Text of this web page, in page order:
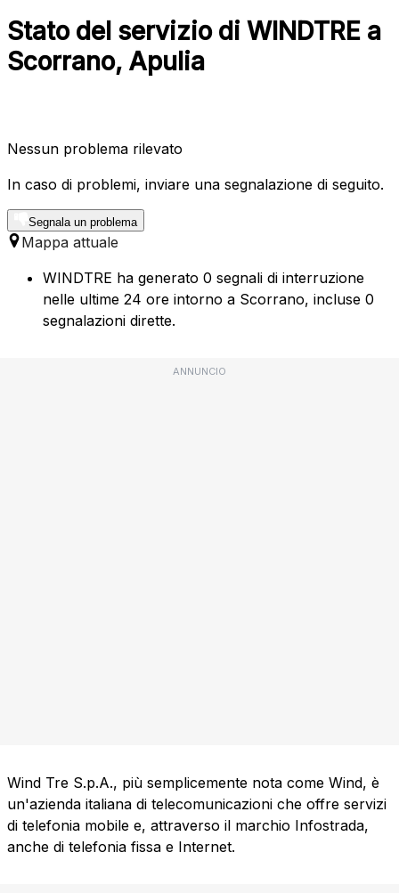
Stato del servizio di WINDTRE a
Scorrano, Apulia
Nessun problema rilevato
In caso di problemi, inviare una segnalazione di seguito.
Segnala un problema
Mappa attuale
WINDTRE ha generato 0 segnali di interruzione
nelle ultime 24 ore intorno a Scorrano, incluse 0
segnalazioni dirette.
ANNUNCIO
Wind Tre S.p.A., più semplicemente nota come Wind, è
un'azienda italiana di telecomunicazioni che offre servizi
di telefonia mobile e, attraverso il marchio Infostrada,
anche di telefonia fissa e Internet.